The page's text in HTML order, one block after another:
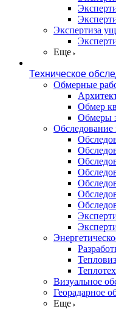
Экспертиза
Еще
Техническое
Обмерные
Обмер
Обмеры
Обследование
Визуальное
Георадарное
Еще